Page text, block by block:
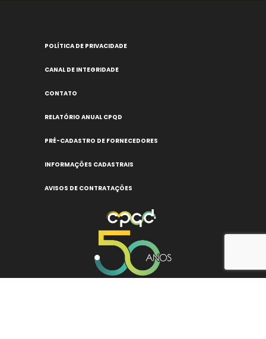
POLÍTICA DE PRIVACIDADE
CANAL DE INTEGRIDADE
CONTATO
RELATÓRIO ANUAL CPQD
PRÉ-CADASTRO DE FORNECEDORES
INFORMAÇÕES CADASTRAIS
AVISOS DE CONTRATAÇÕES